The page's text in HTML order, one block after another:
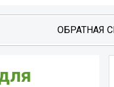
ОБРАТНАЯ